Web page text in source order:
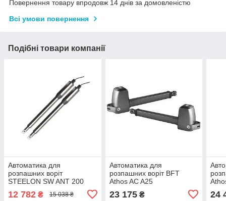
Повернення товару впродовж 14 днів за домовленістю
Всі умови повернення
Подібні товари компанії
Автоматика для
розпашних воріт
STEELON SW ANT 200
12 782 ₴ 15 038 ₴
Автоматика для
розпашних воріт BFT
Athos AC A25
23 175₴ 24